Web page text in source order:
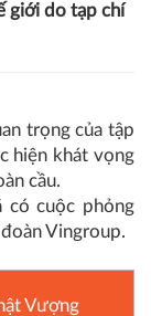
giới do tạp chí
trọng của tập
hiện khát vọng
cầu.
có cuộc phỏng
Vingroup.